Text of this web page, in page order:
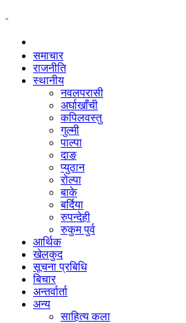
समाचार
राजनीति
स्थानीय
नवलपरासी
अर्घाखाँची
कपिलवस्तु
गुल्मी
पाल्पा
दाङ
प्युठान
रोल्पा
बाके
बर्दिया
रुपन्देही
रुकुम पुर्व
आर्थिक
खेलकुद
सूचना प्रबिधि
बिचार
अन्तर्वार्ता
अन्य
साहित्य कला